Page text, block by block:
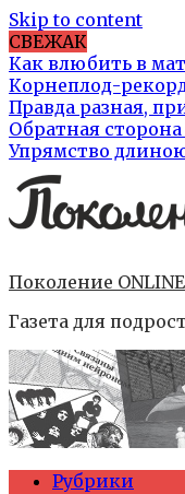
Skip to content
СВЕЖАК
Как влюбить в
Корнеплод-
Правда разная,
Обратная
Упрямство
Поколение ONLINE
Газета для
Рубрики